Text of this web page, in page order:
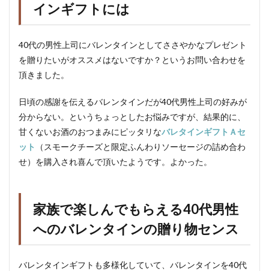
インギフトには
40代の男性上司にバレンタインとしてささやかなプレゼント
を贈りたいがオススメはないですか？というお問い合わせを
頂きました。
日頃の感謝を伝えるバレンタインだが40代男性上司の好みが
分からない。というちょっとしたお悩みですが、結果的に、
甘くないお酒のおつまみにピッタリなバレタインギフトＡセ
ット
（スモークチーズと限定ふんわりソーセージの詰め合わ
せ）を購入され喜んで頂いたようです。よかった。
家族で楽しんでもらえる40代男性
へのバレンタインの贈り物センス
バレンタインギフトも多様化していて、バレンタインを40代